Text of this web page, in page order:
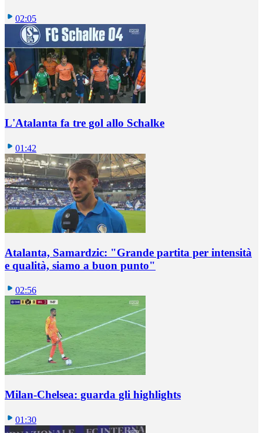
02:05
L'Atalanta fa tre gol allo Schalke
01:42
Atalanta, Samardzic: "Grande partita per intensità
e qualità, siamo a buon punto"
02:56
Milan-Chelsea: guarda gli highlights
01:30